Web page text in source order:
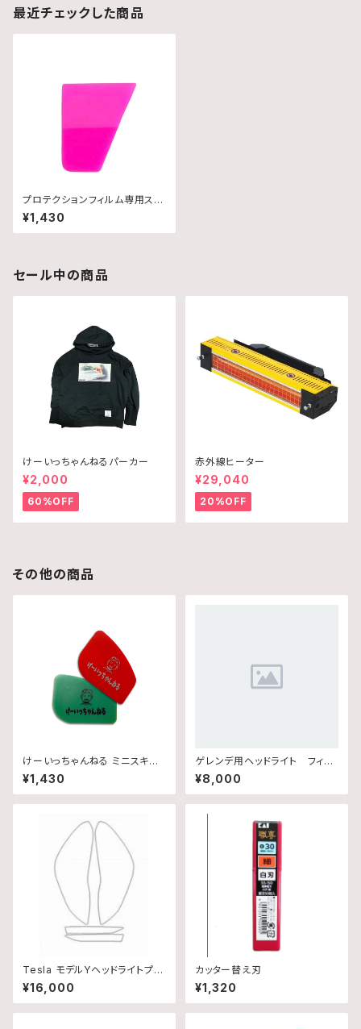
最近チェックした商品
プロテクションフィルム専用スキ
ージー
¥1,430
セール中の商品
けーいっちゃんねるパーカー
¥2,000
60%OFF
赤外線ヒーター
¥29,040
20%OFF
その他の商品
けーいっちゃんねる ミニスキー
ジー
¥1,430
ゲレンデ用ヘッドライト フィル
ム片側のみ
¥8,000
Tesla モデルYヘッドライトプロ
テクションフィルム
¥16,000
カッター替え刃
¥1,320